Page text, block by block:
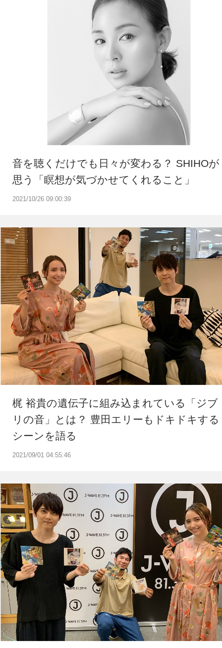
2021/10/26 09:00:39
音を聴くだけでも日々が変わる？ SHIHOが
思う「瞑想が気づかせてくれること」
2021/09/01 04:55:46
梶 裕貴の遺伝子に組み込まれている「ジブ
リの音」とは？ 豊田エリーもドキドキする
シーンを語る